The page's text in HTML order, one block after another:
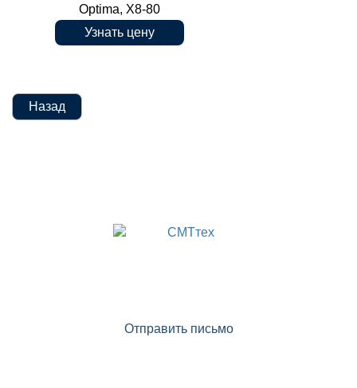
установщик компонентов Optima,
Optima, X8-80
Узнать цену
Назад
Отправить письмо